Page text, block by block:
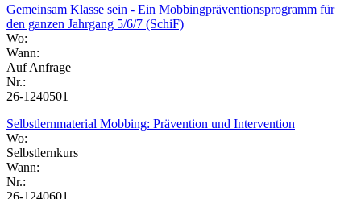
Gemeinsam Klasse sein - Ein Mobbingpräventionsprogramm für
den ganzen Jahrgang 5/6/7 (SchiF)
Wo:
Wann:
Auf Anfrage
Nr.:
26-1240501
Selbstlernmaterial Mobbing: Prävention und Intervention
Wo:
Selbstlernkurs
Wann:
Nr.: